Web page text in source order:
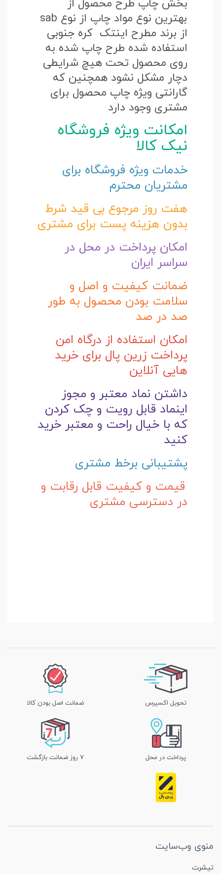
بخش چاپ طرح محصول از
بهترین نوع مواد چاپ از نوع sab
از برند مطرح اینتک کره جنوبی
استفاده شده طرح چاپ شده به
روی محصول تحت هیچ شرایطی
دچار مشکل نشود همچنین که
گارانتی ویژه چاپ محصول برای
مشتری وجود دارد
امکانت ویژه فروشگاه
نیک کالا
خدمات ویژه فروشگاه برای
مشتریان محترم
هفت روز مرجوع بی قید شرط
بدون هزینه پست برای مشتری
امکان پرداخت در محل در
سراسر ایران
ضمانت کیفیت و اصل و
سلامت بودن محصول به طور
صد در صد
امکان استفاده از درگاه امن
پرداخت زرین پال برای خرید
هایی آنلاین
داشتن نماد معتبر و مجوز
اینماد قابل رویت و چک کردن
که با خیال راحت و معتبر خرید
کنید
پشتیبانی برخط مشتری
قیمت و کیفیت قابل رقابت و
در دسترسی مشتری
تحویل اکسپرس ضمانت اصل بودن کالا
پرداخت در محل ۷ روز ضمانت بازگشت
منوی وب‌سایت
تیشرت